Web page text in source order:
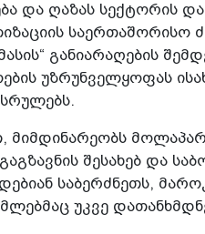
და ღაზას სექტორის
საერთაშორისო
განიარაღების
უზრუნველყოფას
მიმდინარეობს
შესახებ და
საბერძნეთს,
უკვე